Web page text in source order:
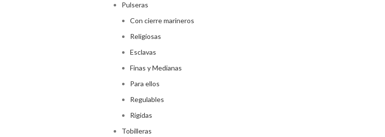
Pulseras
Con cierre marineros
Religiosas
Esclavas
Finas y Medianas
Para ellos
Regulables
Rígidas
Tobilleras